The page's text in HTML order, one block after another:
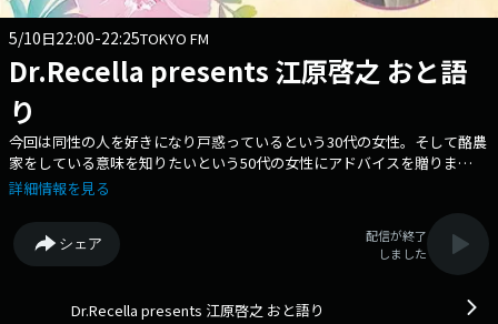
5/10日22:00-22:25TOKYO FM
Dr.Recella presents 江原啓之 おと語
り
今回は同性の人を好きになり戸惑っているという30代の女性。そして酪農
家をしている意味を知りたいという50代の女性にアドバイスを贈りま
す。 人生に前向きになる力を与えてくれる「ことば」を大切にしている
ッセージを贈ります。 番組Webサイト：
https://www.tfm.co.jp/oto/ メッセージフォーム：
https://www.tfm.co.jp/oto/index.php?catid=1117
詳細情報を見る
シェア
配信が終了
しました
Dr.Recella presents 江原啓之 おと語り